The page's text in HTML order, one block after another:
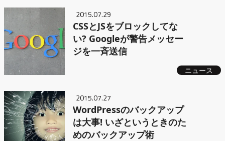
2015.07.29
CSSとJSをブロックしてな
い? Googleが警告メッセー
ジを一斉送信
ニュース
2015.07.27
WordPressのバックアップ
は大事! いざというときのた
めのバックアップ術